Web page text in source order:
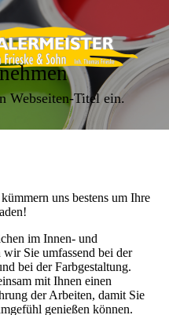
Webseiten-Titel ein.
uns bestens um Ihre
im Innen- und
wir Sie umfassend bei der
bei der Farbgestaltung.
mit Ihnen einen
der Arbeiten, damit Sie
genießen können.